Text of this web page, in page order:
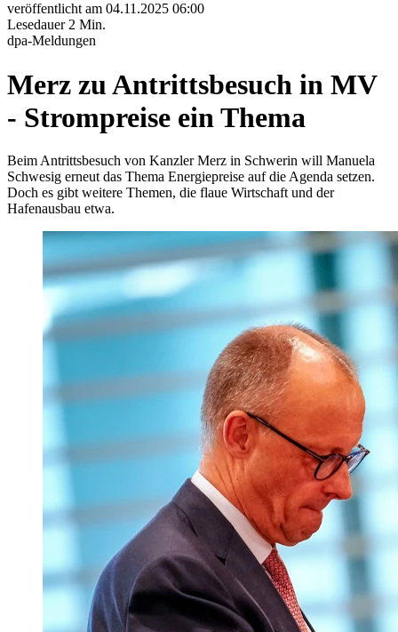
veröffentlicht am 04.11.2025 06:00
Lesedauer 2 Min.
dpa-Meldungen
Merz zu Antrittsbesuch in MV
- Strompreise ein Thema
Beim Antrittsbesuch von Kanzler Merz in Schwerin will Manuela
Schwesig erneut das Thema Energiepreise auf die Agenda setzen.
Doch es gibt weitere Themen, die flaue Wirtschaft und der
Hafenausbau etwa.